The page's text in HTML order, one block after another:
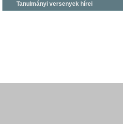
Tanulmányi versenyek hírei